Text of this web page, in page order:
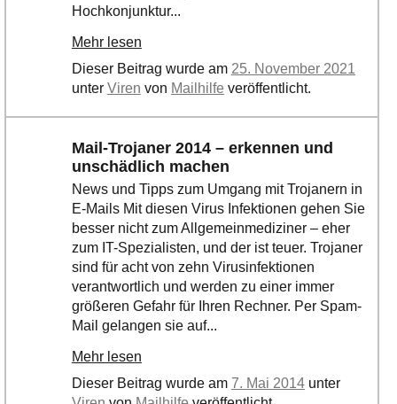
Hochkonjunktur...
Mehr lesen
Dieser Beitrag wurde am 25. November 2021
unter Viren von Mailhilfe veröffentlicht.
Mail-Trojaner 2014 – erkennen und
unschädlich machen
News und Tipps zum Umgang mit Trojanern in
E-Mails Mit diesen Virus Infektionen gehen Sie
besser nicht zum Allgemeinmediziner – eher
zum IT-Spezialisten, und der ist teuer. Trojaner
sind für acht von zehn Virusinfektionen
verantwortlich und werden zu einer immer
größeren Gefahr für Ihren Rechner. Per Spam-
Mail gelangen sie auf...
Mehr lesen
Dieser Beitrag wurde am 7. Mai 2014unter
E-Mail bestätigen